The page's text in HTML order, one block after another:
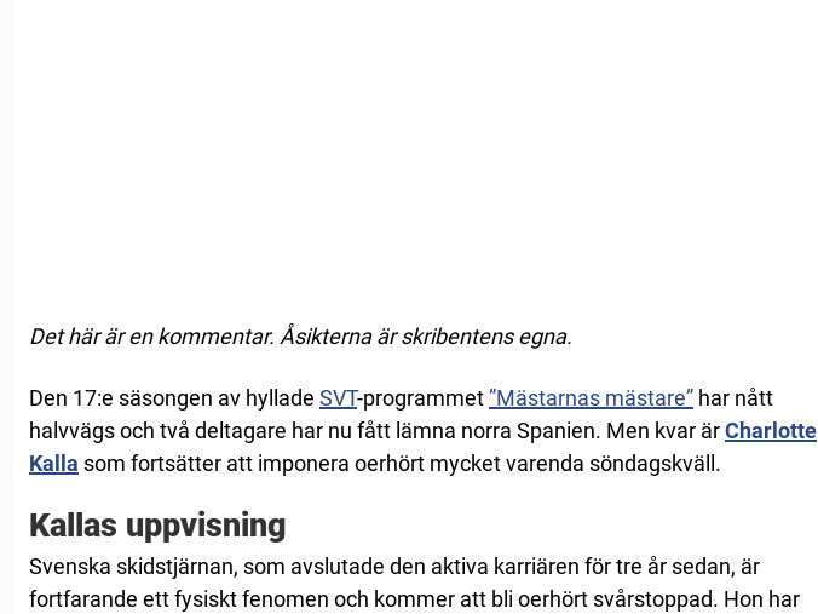
Det här är en kommentar. Åsikterna är skribentens egna.
Den 17:e säsongen av hyllade SVT-programmet”Mästarnas mästare” har nått
halvvägs och två deltagare har nu fått lämna norra Spanien. Men kvar ärCharlotte
Kalla som fortsätter att imponera oerhört mycket varenda söndagskväll.
Kallas uppvisning
Svenska skidstjärnan, som avslutade den aktiva karriären för tre år sedan, är
fortfarande ett fysiskt fenomen och kommer att bli oerhört svårstoppad. Hon har